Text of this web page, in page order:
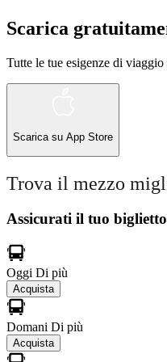
Scarica
Tutte le tue esigenze di
Scarica su App Store
Trova il mezzo
Assicurati il ​​tuo
Oggi Di più
Acquista
Domani Di più
Acquista